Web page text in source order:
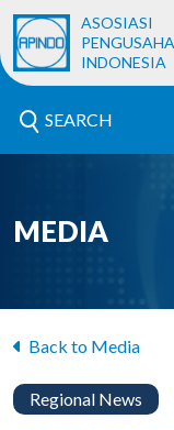
ASOSIASI
PENGUSAHA
INDONESIA
SEARCH
MEDIA
Back to Media
Regional News